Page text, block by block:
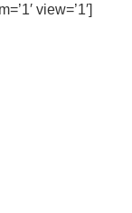
view=’1′]